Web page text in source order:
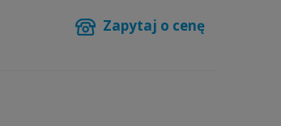
Zapytaj o cenę